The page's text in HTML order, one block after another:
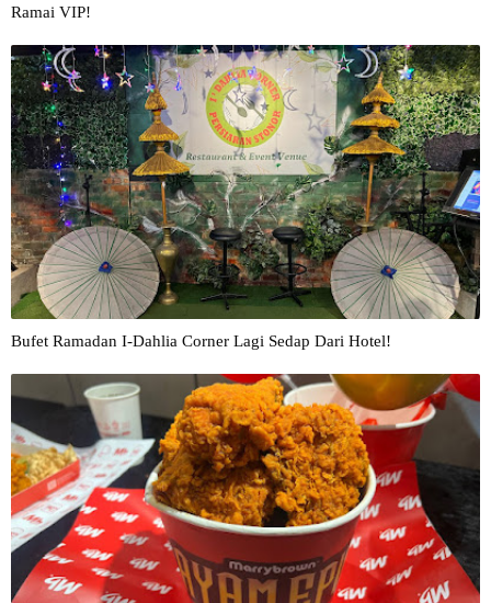
Ramai VIP!
Bufet Ramadan I-Dahlia Corner Lagi Sedap Dari Hotel!